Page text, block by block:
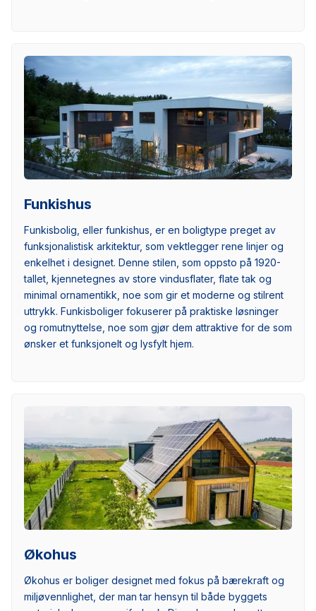
Funkishus
Funkisbolig, eller funkishus, er en boligtype preget av
funksjonalistisk arkitektur, som vektlegger rene linjer og
enkelhet i designet. Denne stilen, som oppsto på 1920-
tallet, kjennetegnes av store vindusflater, flate tak og
minimal ornamentikk, noe som gir et moderne og stilrent
uttrykk. Funkisboliger fokuserer på praktiske løsninger
og romutnyttelse, noe som gjør dem attraktive for de som
ønsker et funksjonelt og lysfylt hjem.
Økohus
Økohus er boliger designet med fokus på bærekraft og
miljøvennlighet, der man tar hensyn til både byggets